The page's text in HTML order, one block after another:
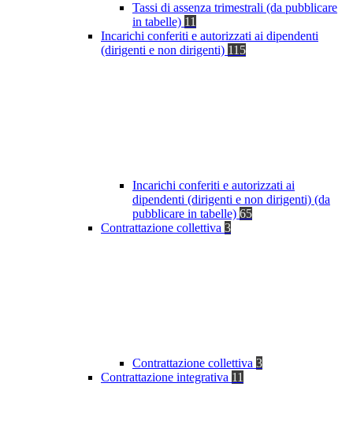
Tassi di assenza trimestrali (da pubblicare
in tabelle) 11
Incarichi conferiti e autorizzati ai dipendenti
(dirigenti e non dirigenti) 115
Incarichi conferiti e autorizzati ai
dipendenti (dirigenti e non dirigenti) (da
pubblicare in tabelle) 65
Contrattazione collettiva 3
Contrattazione collettiva 3
Contrattazione integrativa 11